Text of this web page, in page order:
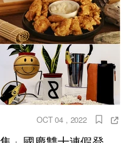
OCT 04 , 2022